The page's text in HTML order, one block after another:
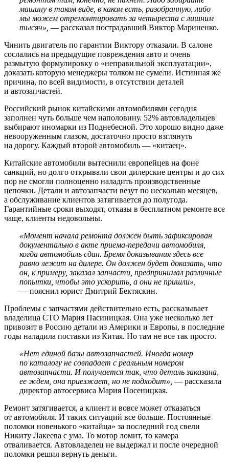
машину в таком виде, в каком есть, разобранную, либо
мы можем отремонтировать за четыреста с лишним
тысяч», — рассказал пострадавший Виктор Мариненко.
Чинить двигатель по гарантии Виктору отказали. В салоне
сослались на предыдущие повреждения авто и очень
размытую формулировку о «неправильной эксплуатации»,
доказать которую менеджеры толком не сумели. Истинная же
причина, по всей видимости, в отсутствии деталей
и автозапчастей.
Российский рынок китайскими автомобилями сегодня
заполнен чуть больше чем наполовину. 52% автовладельцев
выбирают иномарки из Поднебесной. Это хорошо видно даже
невооруженным глазом, достаточно просто взглянуть
на дорогу. Каждый второй автомобиль — «китаец».
Китайские автомобили вытеснили европейцев на фоне
санкций, но долго открывали свои дилерские центры и до сих
пор не смогли полноценно наладить производственные
цепочки. Детали и автозапчасти везут по несколько месяцев,
а обслуживание клиентов затягивается до полугода.
Гарантийные сроки выходят, отказы в бесплатном ремонте все
чаще, клиенты недовольны.
«Момент начала ремонта должен быть зафиксирован
документально в акте приема-передачи автомобиля,
когда автомобиль сдан. Бремя доказывания здесь все
равно лежит на дилере. Он должен будет доказать, что
он, к примеру, заказал запчасти, предпринимал различные
попытки, чтобы это ускорить, а они не пришли»,
— пояснил юрист Дмитрий Бектяскин.
Проблемы с запчастями действительно есть, рассказывает
владелица СТО Мария Пасиницкая. Она уже несколько лет
привозит в Россию детали из Америки и Европы, в последние
годы наладила поставки из Китая. Но там не все так просто.
«Нет единой базы автозапчастей. Иногда номер
по каталогу не совпадает с реальным номером
автозапчасти. И получается так, что деталь заказана,
ее ждем, она приезжает, но не подходит», — рассказала
директор автосервиса Мария Посеницкая.
Ремонт затягивается, а клиент и вовсе может отказаться
от автомобиля. И таких ситуаций все больше. Постоянные
поломки новенького «китайца» за последний год свели
Никиту Лакеева с ума. То мотор ломит, то камера
отваливается. Автовладелец не выдержал и после очередной
поломки решил вернуть деньги.